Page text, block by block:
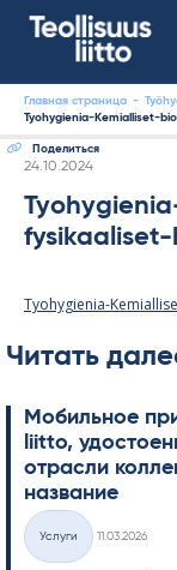
Главная страница -
Tyohygienia-Kemialliset-
Поделиться
Kirjoitettu
24.10.2024
Tyohygienia-
Читать
Мобильное
liitto,
отрасли
название
Категории
Услуги
11.03.2026